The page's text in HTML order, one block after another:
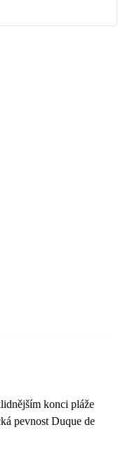
21 22 23
konci pláže
pevnost Duque de